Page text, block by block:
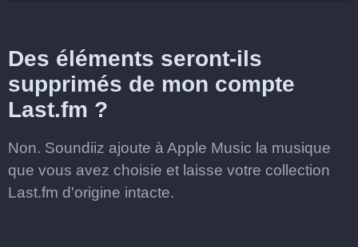
Des éléments seront-ils
supprimés de mon compte
Last.fm ?
Non. Soundiiz ajoute à Apple Music la musique
que vous avez choisie et laisse votre collection
Last.fm d'origine intacte.